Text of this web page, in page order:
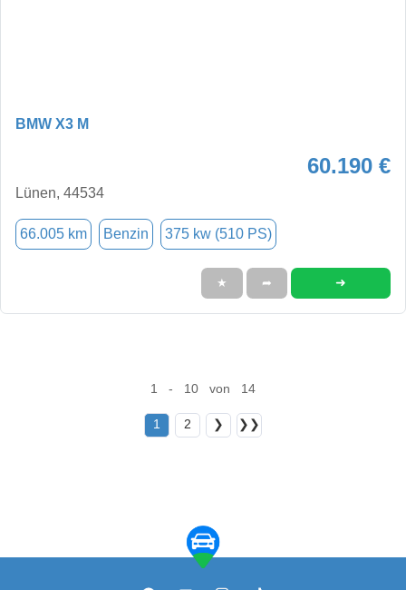
BMW X3 M
60.190 €
Lünen, 44534
66.005 km Benzin 375 kw (510 PS)
★ ➦ ➜
1 - 10 von 14
1 2 ❯ ❯❯